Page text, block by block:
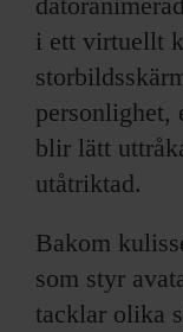
i ett virtuellt
personlighet,
blir lätt
utåtriktad.
Bakom
som styr
tacklar olika